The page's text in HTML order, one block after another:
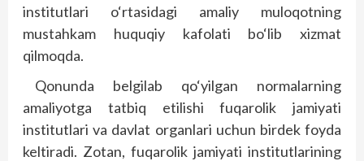
institutlari o‘rtasidagi amaliy muloqotning
mustahkam huquqiy kafolati bo‘lib xizmat
qilmoqda.
Qonunda belgilab qo‘yilgan normalarning
amaliyotga tatbiq etilishi fuqarolik jamiyati
institutlari va davlat organlari uchun birdek foyda
keltiradi. Zotan, fuqarolik jamiyati institutlarining